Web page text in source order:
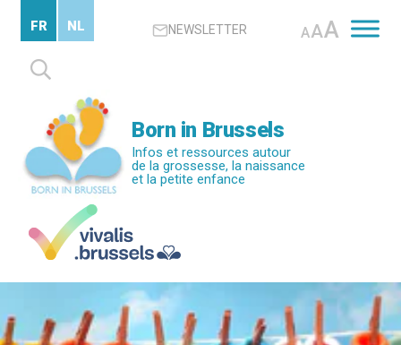
contenu
principal
NEWSLETTER AAA
Rechercher :
FR NL
Born in Brussels
Infos et ressources autour
de la grossesse, la naissance
et la petite enfance